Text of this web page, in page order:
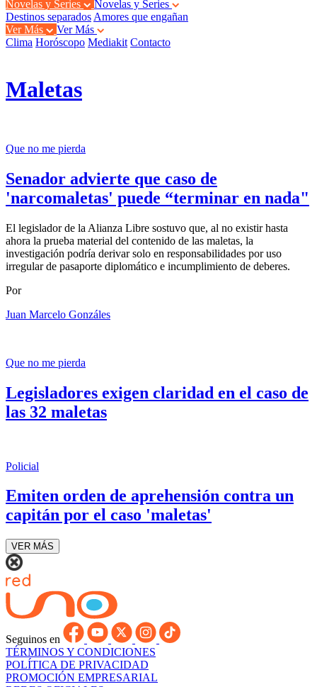
Novelas y Series
Novelas y Series
Destinos separados Amores que engañan
Ver Más
Ver Más
Clima Horóscopo Mediakit Contacto
Maletas
Que no me pierda
Senador advierte que caso de
'narcomaletas' puede “terminar en nada"
El legislador de la Alianza Libre sostuvo que, al no existir hasta
ahora la prueba material del contenido de las maletas, la
investigación podría derivar solo en responsabilidades por uso
irregular de pasaporte diplomático e incumplimiento de deberes.
Por
Juan Marcelo Gonzáles
Que no me pierda
Legisladores exigen claridad en el caso de
las 32 maletas
Policial
Emiten orden de aprehensión contra un
capitán por el caso 'maletas'
VER MÁS
Seguinos en
TÉRMINOS Y CONDICIONES
POLÍTICA DE PRIVACIDAD
PROMOCIÓN EMPRESARIAL